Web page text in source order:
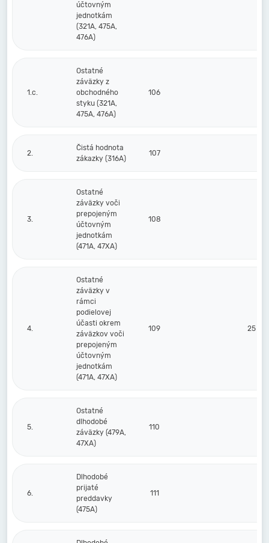
účtovným
jednotkám
(321A, 475A,
476A)
1.c.
Ostatné
záväzky z
obchodného
styku (321A,
475A, 476A)
106
2.
Čistá hodnota
zákazky (316A)
107
3.
Ostatné
záväzky voči
prepojeným
účtovným
jednotkám
(471A, 47XA)
108
4.
Ostatné
záväzky v
rámci
podielovej
účasti okrem
záväzkov voči
prepojeným
účtovným
jednotkám
(471A, 47XA)
109 25
5.
Ostatné
dlhodobé
záväzky (479A,
47XA)
110
6.
Dlhodobé
prijaté
preddavky
(475A)
111